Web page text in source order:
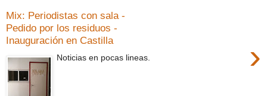
Mix: Periodistas con sala -
Pedido por los residuos -
Inauguración en Castilla
›
Noticias en pocas lineas.